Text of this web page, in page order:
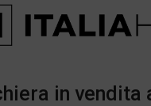
in vendita